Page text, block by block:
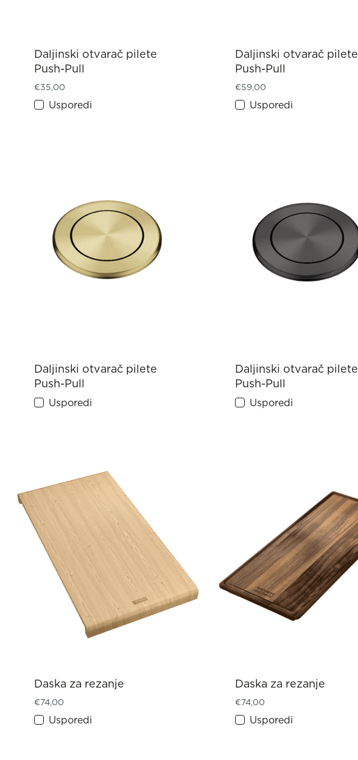
Daljinski otvarač pilete
Push-Pull
€35,00
Usporedi
Daljinski otvarač pilete
Push-Pull
€59,00
Usporedi
Daljinski otvarač pilete
Push-Pull
Usporedi
Daljinski otvarač pilete
Push-Pull
Usporedi
Daska za rezanje
€74,00
Usporedi
Daska za rezanje
€74,00
Usporedi